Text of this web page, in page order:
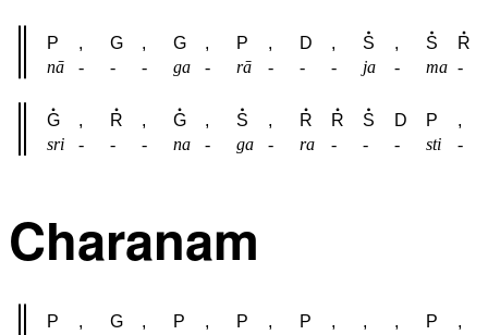
P , G , G , P , D , S , S
R
nā
- - - ga - rā - - - ja - ma -
G , R , G , S , R R S D P
,
sri
- - - na - ga - ra - - - sti -
Charanam
P , G , P , P , P , , , P
,